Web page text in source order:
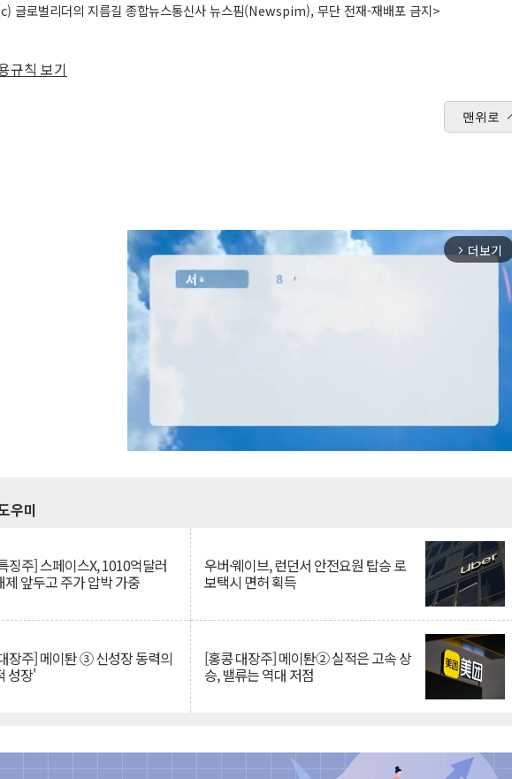
글로벌리더의 지름길 종합뉴스통신사 뉴스핌(Newspim), 무단 전재-재배포 금지>
규칙 보기
맨위로
arrow_forward_ios 더보기
우미
징주] 스페이스X, 1010억달러
제 앞두고 주가 압박 가중
우버·웨이브, 런던서 안전요원 탑승 로
보택시 면허 획득
장주] 메이퇀 ③ 신성장 동력의
성장'
[홍콩 대장주] 메이퇀② 실적은 고속 상
승, 밸류는 역대 저점